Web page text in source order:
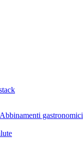
Abbinamenti gastronomici